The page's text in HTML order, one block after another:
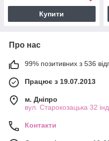
Купити
Про нас
99% позитивних з 536
Працює з 19.07.2013
м. Дніпро
вул. Старокозацька 32
Контакти